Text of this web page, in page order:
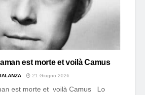
est morte et voilà Camus
21 Giugno 2026
est morte et voilà Camus Lo